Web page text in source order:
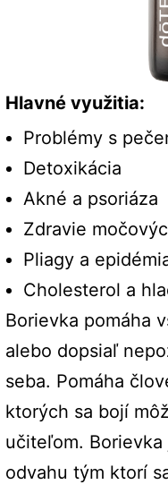
Hlavné využitia:
Problémy s
Detoxikácia
Akné a psoriáza
Zdravie
Pliagy a
Cholesterol a
Borievka pomáha
alebo dopsiaľ
seba. Pomáha
ktorých sa bojí
učiteľom.
odvahu tým ktorí